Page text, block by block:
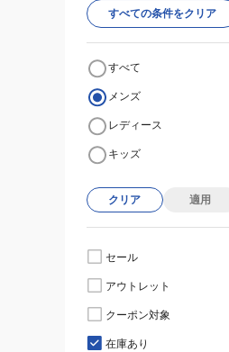
すべての条件をクリア
すべて
メンズ
レディース
キッズ
クリア 適用
セール
アウトレット
クーポン対象
在庫あり